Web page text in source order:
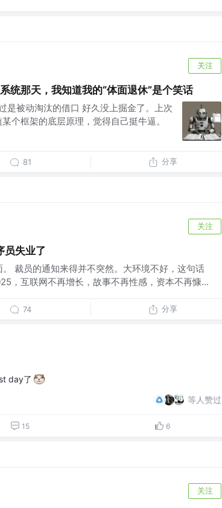
关注
统那天，我知道我的“体面退休”是个笑话
是被动淘汰的借口 好久没上掘金了。上次
个框架的底层原理，觉得自己挺牛逼。
81 分享
关注
员失业了
裁员的通知来得并不突然。大环境不好，这句话
，互联网不再增长，故事不再性感，资本不再慷...
74 分享
day了
等人赞过
15 6
关注